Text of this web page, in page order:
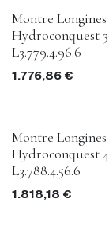
Montre Longines
Hydroconquest
L3.779.4.96.6
1.776,86 €
Montre Longines
Hydroconquest
L3.788.4.56.6
1.818,18 €